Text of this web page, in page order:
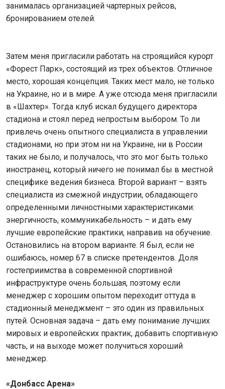
занималась организацией чартерных рейсов,
бронированием отелей.
Затем меня пригласили работать на строящийся курорт
«Форест Парк», состоящий из трех объектов. Отличное
место, хорошая концепция. Таких мест мало, не только
на Украине, но и в мире. А уже отсюда меня пригласили
в «Шахтер». Тогда клуб искал будущего директора
стадиона и стоял перед непростым выбором. То ли
привлечь очень опытного специалиста в управлении
стадионами, но при этом ни на Украине, ни в России
таких не было, и получалось, что это мог быть только
иностранец, который ничего не понимал бы в местной
специфике ведения бизнеса. Второй вариант – взять
специалиста из смежной индустрии, обладающего
определенными личностными характеристиками:
энергичность, коммуникабельность – и дать ему
лучшие европейские практики, направив на обучение.
Остановились на втором варианте. Я был, если не
ошибаюсь, номер 67 в списке претендентов. Доля
гостеприимства в современной спортивной
инфраструктуре очень большая, поэтому если
менеджер с хорошим опытом переходит оттуда в
стадионный менеджмент – это один из правильных
путей. Основная задача – дать ему понимание лучших
мировых и европейских практик, добавить спортивную
часть, и на выходе может получиться хороший
менеджер.
«Донбасс Арена»